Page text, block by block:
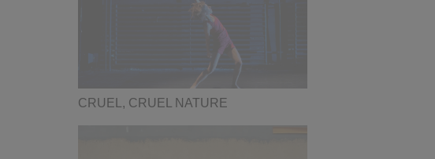
CRUEL, CRUEL NATURE